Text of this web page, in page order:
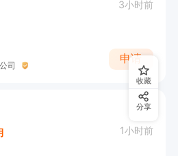
in winter for handwashi
简历投递至：
in this position, please su
3小时前
司
申请
1小时前
收藏
分享